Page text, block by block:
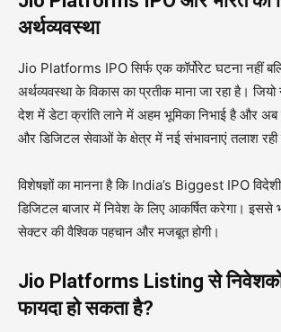
अर्थव्यवस्था
Jio Platforms IPO सिर्फ एक कॉर्पोरेट घटना नहीं
अर्थव्यवस्था के विकास का प्रतीक माना जा रहा है।
देश में डेटा क्रांति लाने में अहम भूमिका निभाई है और
और डिजिटल सेवाओं के क्षेत्र में नई संभावनाएं तलाश रही
विशेषज्ञों का मानना है कि India’s Biggest IPO
डिजिटल बाजार में निवेश के लिए आकर्षित करेगा। इससे
सेक्टर की वैश्विक पहचान और मजबूत होगी।
Jio Platforms Listing से निवेशकों
फायदा हो सकता है?